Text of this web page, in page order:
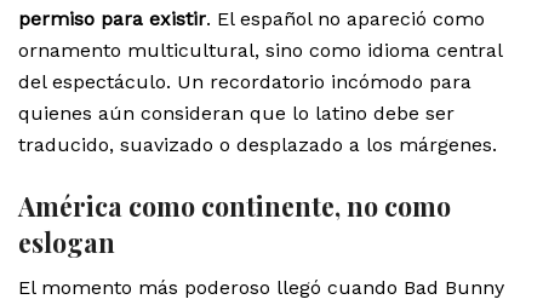
permiso para existir. El español no apareció como
ornamento multicultural, sino como idioma central
del espectáculo. Un recordatorio incómodo para
quienes aún consideran que lo latino debe ser
traducido, suavizado o desplazado a los márgenes.
América como continente, no como
eslogan
El momento más poderoso llegó cuando Bad Bunny